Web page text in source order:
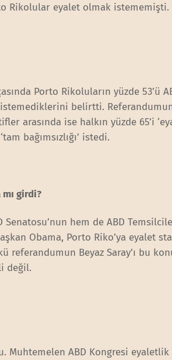
Rikolular eyalet olmak istememişti.
Porto Rikoluların yüzde 53’ü
belirtti.
ise halkın yüzde 65’i
bağımsızlığı’ istedi.
girdi?
hem de ABD
Obama, Porto Riko’ya eyalet
referandumun Beyaz Saray’ı bu
değil.
Muhtemelen ABD Kongresi eyaletlik